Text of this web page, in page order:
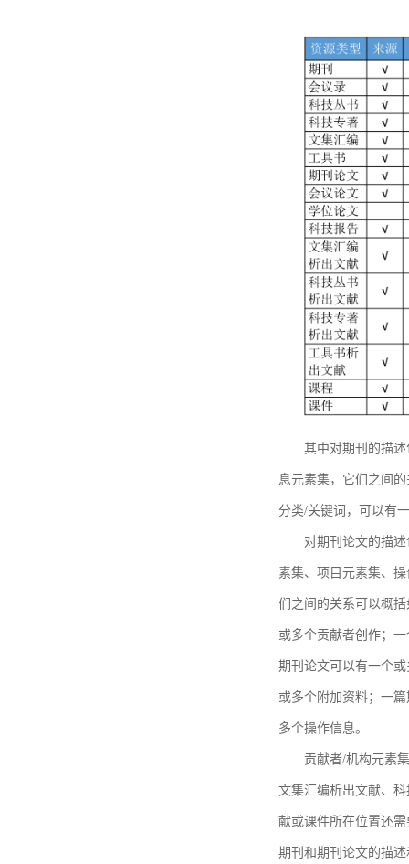
其中对期刊的描
息元素集，它们之间
分类/关键词，可以有
对期刊论文的描
素集、项目元素集、
们之间的关系可以概
或多个贡献者创作；
期刊论文可以有一个
或多个附加资料；一
多个操作信息。
贡献者/机构元素
文集汇编析出文献、
献或课件所在位置还
期刊和期刊论文的描